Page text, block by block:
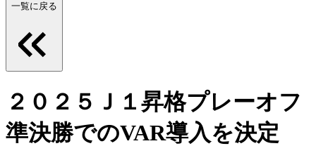
一覧に戻る
２０２５Ｊ１昇格プレーオフ
準決勝でのVAR導入を決定